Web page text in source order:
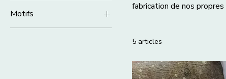
Motifs
Motif 1
fabrication de nos
5 articles